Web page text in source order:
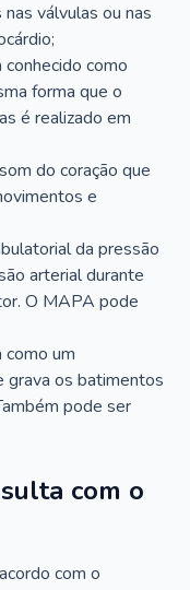
válvulas ou nas
como
forma que o
é realizado em
do coração que
e
da pressão
arterial durante
O MAPA pode
como um
grava os batimentos
pode ser
com o
com o